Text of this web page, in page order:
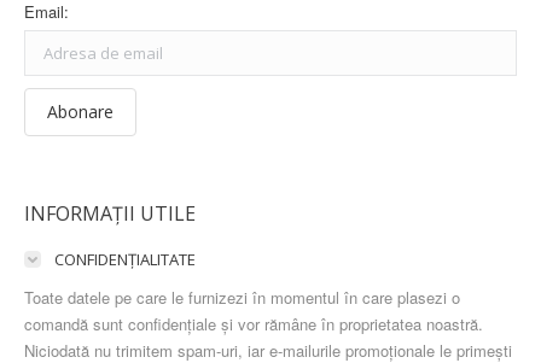
Email:
INFORMAȚII UTILE
CONFIDENȚIALITATE
Toate datele pe care le furnizezi în momentul în care plasezi o
comandă sunt confidențiale și vor rămâne în proprietatea noastră.
Niciodată nu trimitem spam-uri, iar e-mailurile promoționale le primești